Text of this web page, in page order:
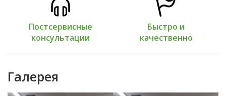
Постсервисные
консультации
Быстро и
качественно
Галерея